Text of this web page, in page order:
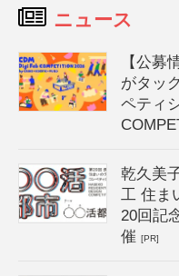
ニュース
【公募
がタッ
ペティ
乾久美
工 住ま
20回記
催[PR]